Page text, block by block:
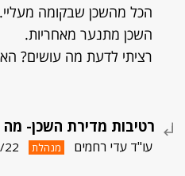
הכל מהשכן שבקומה מעליי.
השכן מתנער מאחריות.
רציתי לדעת מה עושים?
רטיבות מדירת השכן-
עו"ד עדי רחמים מנהלת 22